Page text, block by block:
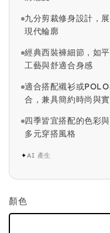
九分剪裁修身設計，
現代輪廓
經典西裝褲細節，如
工藝與舒適合身感
適合搭配襯衫或
合，兼具簡約時尚與
四季皆宜搭配的色彩
多元穿搭風格
✦AI 產生
顏色